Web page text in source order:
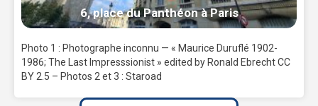
6, place du Panthéon à Paris
Photo 1 : Photographe inconnu — « Maurice Duruflé 1902-
1986; The Last Impresssionist » edited by Ronald Ebrecht CC
BY 2.5 – Photos 2 et 3 : Staroad